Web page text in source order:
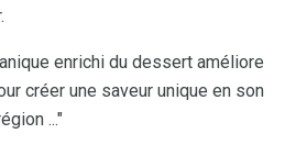
enrichi du dessert améliore
créer une saveur unique en son
..."